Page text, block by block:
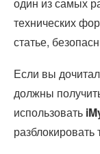
один из самых
технических
статье,
Если вы
должны
использовать